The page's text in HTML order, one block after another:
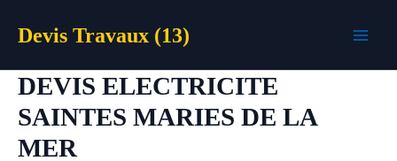
Devis Travaux (13)
DEVIS ELECTRICITE
SAINTES MARIES DE LA
MER